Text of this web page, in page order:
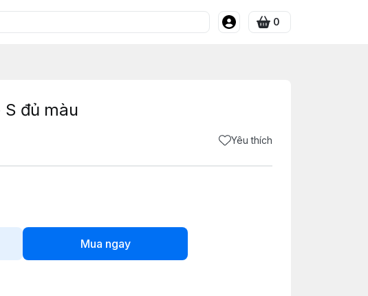
0
S đủ màu
Yêu thích
Mua ngay